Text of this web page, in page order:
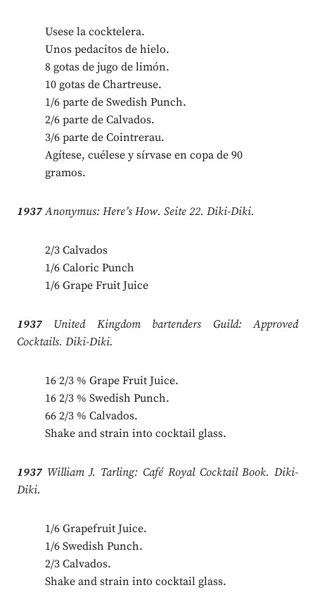
Usese la cocktelera.
Unos pedacitos de hielo.
8 gotas de jugo de limón.
10 gotas de Chartreuse.
1/6 parte de Swedish Punch.
2/6 parte de Calvados.
3/6 parte de Cointrerau.
Agítese, cuélese y sírvase en copa de 90
gramos.
1937Anonymus: Here’s How. Seite 22. Diki-Diki.
2/3 Calvados
1/6 Caloric Punch
1/6 Grape Fruit Juice
1937United Kingdom bartenders Guild: Approved
Cocktails. Diki-Diki.
16 2/3 % Grape Fruit Juice.
16 2/3 % Swedish Punch.
66 2/3 % Calvados.
Shake and strain into cocktail glass.
1937William J. Tarling: Café Royal Cocktail Book. Diki-
Diki.
1/6 Grapefruit Juice.
1/6 Swedish Punch.
2/3 Calvados.
Shake and strain into cocktail glass.